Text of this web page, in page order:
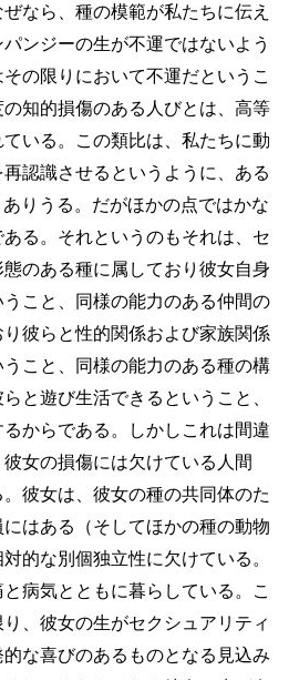
なら、種の模範が私たちに伝え
ンジーの生が不運ではないよう
の限りにおいて不運だというこ
知的損傷のある人びとは、高等
いる。この類比は、私たちに動
認識させるというように、ある
りうる。だがほかの点ではかな
る。それというのもそれは、セ
のある種に属しており彼女自身
こと、同様の能力のある仲間の
彼らと性的関係および家族関係
こと、同様の能力のある種の構
と遊び生活できるということ、
からである。しかしこれは間違
女の損傷には欠けている人間
。彼女は、彼女の種の共同体のた
はある（そしてほかの種の動物
的な別個独立性に欠けている。
病気とともに暮らしている。こ
、彼女の生がセクシュアリティ
な喜びのあるものとなる見込み